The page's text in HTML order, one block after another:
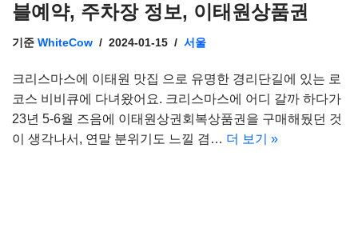
블예약, 주차장 정보, 이태원상품권
기준 WhiteCow 2024-01-15 서울
크리스마스에 이태원 맛집 으로 유명한 경리단길에 있는 로
코스 비비큐에 다녀왔어요. 크리스마스에 어디 갈까 하다가
23년 5-6월 즈음에 이태원상권회복상품권을 구매해뒀던 것
이 생각나서, 연말 분위기도 느낄 겸… 더 보기 »